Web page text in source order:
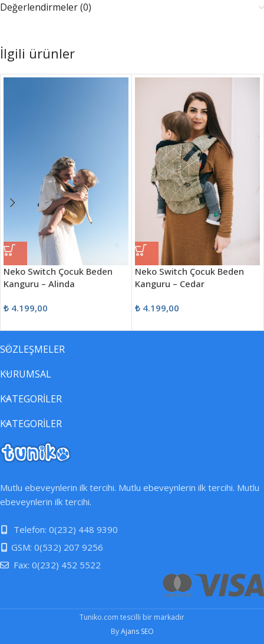
Değerlendirmeler (0)
İlgili ürünler
Neko Switch Çocuk Beden
Kanguru – Alinda
₺ 4.199,00
Neko Switch Çocuk Beden
Kanguru – Cedar
₺ 4.199,00
SÖZLEŞMELER
KURUMSAL
KATEGORİLER
KATEGORİLER
Mutlu ebeveynlerin ilk tercihi. Mutlu ebeveynlerin ilk tercihi. Mutlu
ebeveynlerin ilk tercihi.
Telefon: 0(232) 448 9390
GSM: 0(532) 207 9256
Fax: 0(232) 452 5522
Tuniko.com tescilli bir markadır
ByAjans SEO